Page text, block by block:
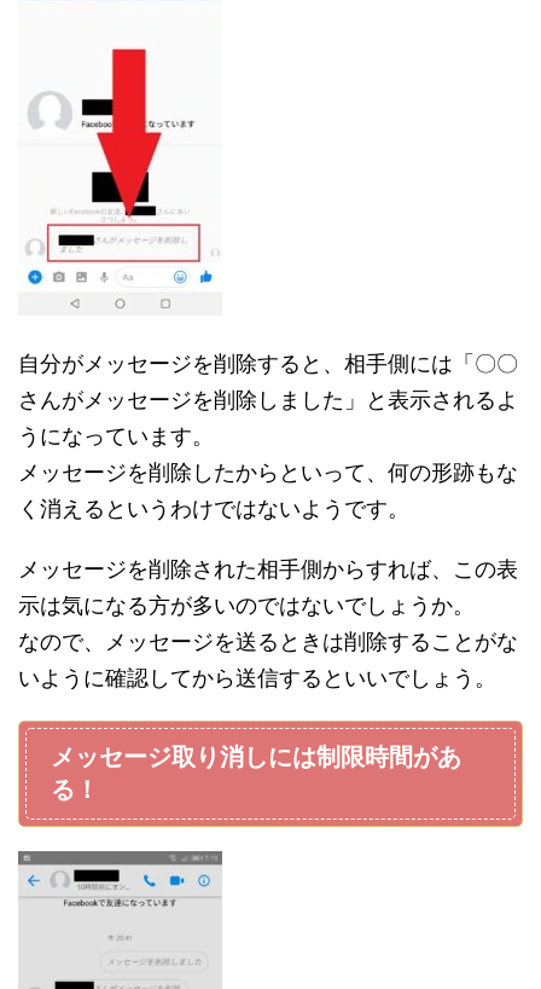
自分がメッセージを削除すると、相手側には「〇〇
さんがメッセージを削除しました」と表示されるよ
うになっています。
メッセージを削除したからといって、何の形跡もな
く消えるというわけではないようです。
メッセージを削除された相手側からすれば、この表
示は気になる方が多いのではないでしょうか。
なので、メッセージを送るときは削除することがな
いように確認してから送信するといいでしょう。
メッセージ取り消しには制限時間があ
る！